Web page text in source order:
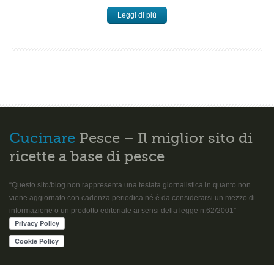
Leggi di più
Cucinare Pesce – Il miglior sito di
ricette a base di pesce
“Questo sito/blog non rappresenta una testata giornalistica in quanto non
viene aggiornato con cadenza periodica né è da considerarsi un mezzo di
informazione o un prodotto editoriale ai sensi della legge n.62/2001”